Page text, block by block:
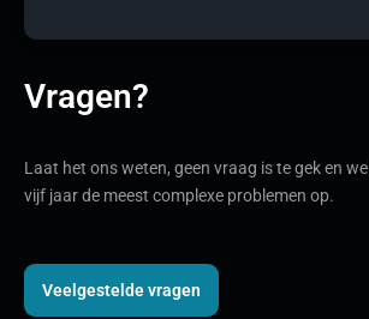
Vragen?
Laat het ons weten, geen vraag is te gek en
vijf jaar de meest complexe problemen op.
Veelgestelde vragen